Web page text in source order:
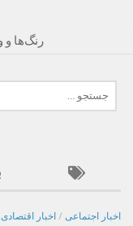
رنگ‌ها
برای:
اخبار اجتماعی / اخبار اقتصادی